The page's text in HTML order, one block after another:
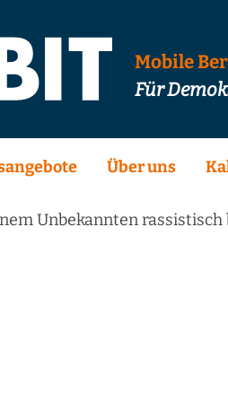
Mobile
Für
Über uns
Unbekannten